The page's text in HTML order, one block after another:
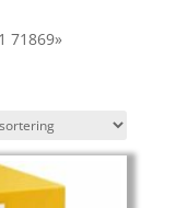
71869»